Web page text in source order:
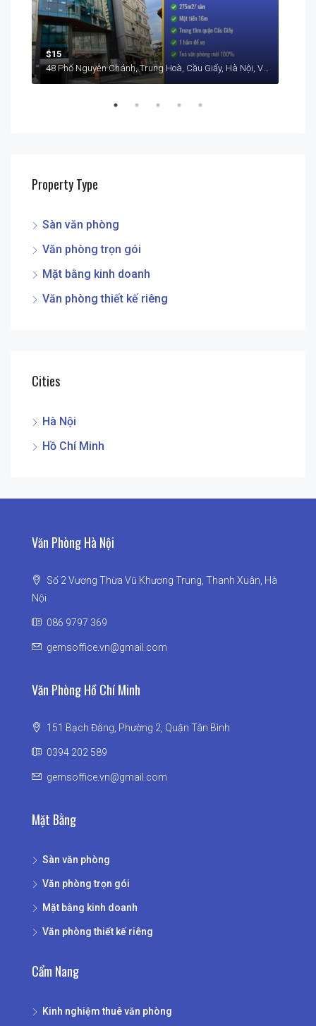
$15
Property Type
Sàn văn phòng
Văn phòng trọn gói
Mặt bằng kinh doanh
Văn phòng thiết kế riêng
Cities
Hà Nội
Hồ Chí Minh
Văn Phòng Hà Nội
Số 2 Vương Thừa Vũ Khương Trung, Thanh Xuân, Hà
Nội
086 9797 369
gemsoffice.vn@gmail.com
Văn Phòng Hồ Chí Minh
151 Bạch Đằng, Phường 2, Quận Tân Bình
0394 202 589
gemsoffice.vn@gmail.com
Mặt Bằng
Sàn văn phòng
Văn phòng trọn gói
Mặt bằng kinh doanh
Văn phòng thiết kế riêng
Cẩm Nang
Kinh nghiệm thuê văn phòng